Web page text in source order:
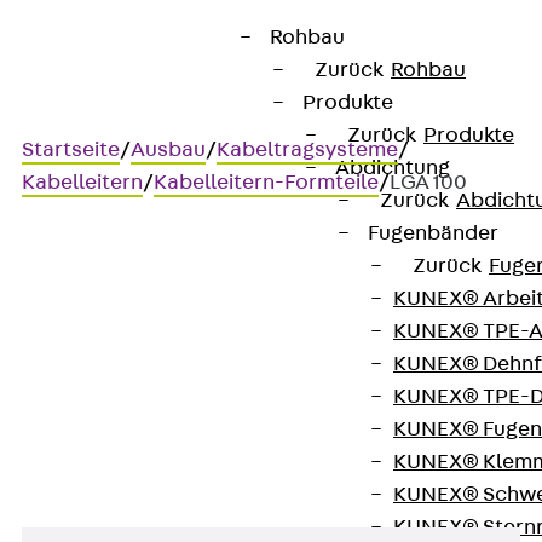
Rohbau
Zurück Rohbau
Produkte
Zurück Produkte
Abdichtung
Zurück
Fugenbänder
Zurück
KUNEX®
KUNEX®
KUNEX®
KUNEX®
KUNEX®
KUNEX®
KUNEX®
KUNEX®
Startseite/Ausbau/Kabeltragsysteme/
Kabelleitern/Kabelleitern-Formteile/LGA 100
Kabelleiter-Abzweig, Höhe